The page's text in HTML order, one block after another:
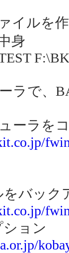
イルを
身
ラで、
ーラを
をバック
ション